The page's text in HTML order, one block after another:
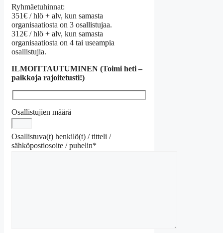
Ryhmäetuhinnat:
351€ / hlö + alv, kun samasta
organisaatiosta on 3 osallistujaa.
312€ / hlö + alv, kun samasta
organisaatiosta on 4 tai useampia
osallistujia.
ILMOITTAUTUMINEN (Toimi heti –
paikkoja rajoitetusti!)
Osallistujien määrä
Osallistuva(t) henkilö(t) / titteli /
sähköpostiosoite / puhelin*